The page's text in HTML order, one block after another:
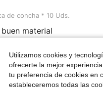
* 10 Uds.
de concha * 10 Uds.
material
Utilizamos cookies y
ofrecerte la mejor
tu preferencia de cookies en
estableceremos todas las